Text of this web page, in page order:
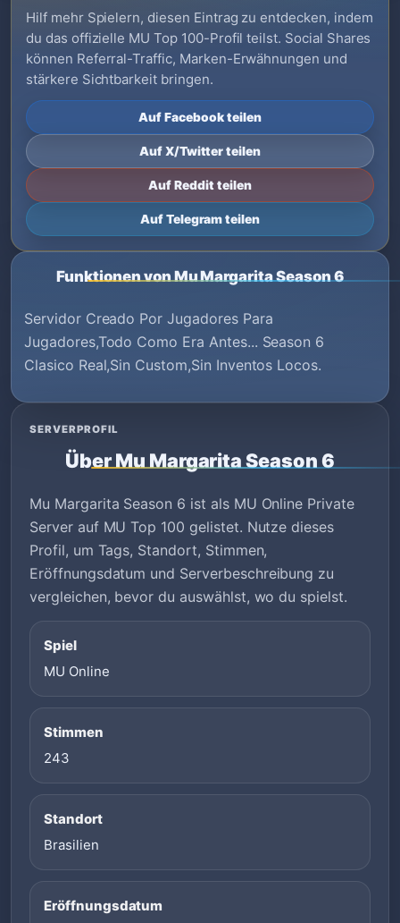
Hilf mehr Spielern, diesen Eintrag zu entdecken, indem
du das offizielle MU Top 100-Profil teilst. Social Shares
können Referral-Traffic, Marken-Erwähnungen und
stärkere Sichtbarkeit bringen.
Auf Facebook teilen
Auf X/Twitter teilen
Auf Reddit teilen
Auf Telegram teilen
Funktionen von Mu Margarita Season 6
Servidor Creado Por Jugadores Para
Jugadores,Todo Como Era Antes... Season 6
Clasico Real,Sin Custom,Sin Inventos Locos.
SERVERPROFIL
Über Mu Margarita Season 6
Mu Margarita Season 6 ist als MU Online Private
Server auf MU Top 100 gelistet. Nutze dieses
Profil, um Tags, Standort, Stimmen,
Eröffnungsdatum und Serverbeschreibung zu
vergleichen, bevor du auswählst, wo du spielst.
Spiel
MU Online
Stimmen
243
Standort
Brasilien
Eröffnungsdatum